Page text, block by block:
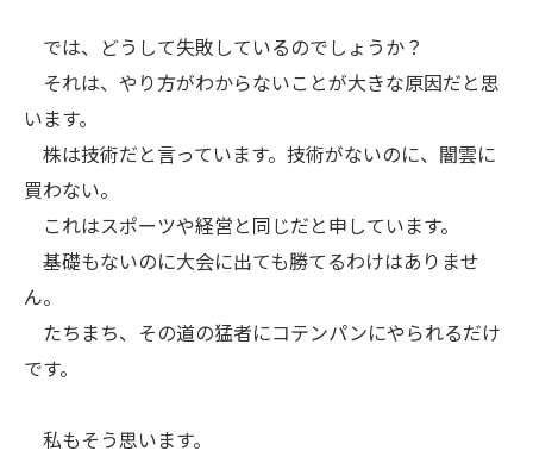
では、どうして失敗しているのでしょうか？
それは、やり方がわからないことが大きな原因だと思
います。
株は技術だと言っています。技術がないのに、闇雲に
買わない。
これはスポーツや経営と同じだと申しています。
基礎もないのに大会に出ても勝てるわけはありませ
ん。
たちまち、その道の猛者にコテンパンにやられるだけ
です。
私もそう思います。